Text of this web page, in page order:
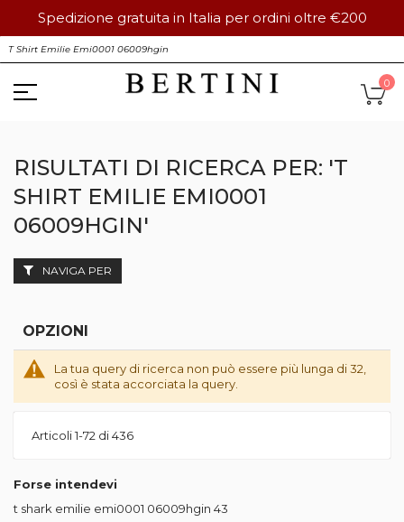
Spedizione gratuita in Italia per ordini oltre €200
al
contenuto
0
RISULTATI DI RICERCA PER: 'T
SHIRT EMILIE EMI0001
06009HGIN'
La tua query di ricerca non può essere più lunga di 32,
così è stata accorciata la query.
Articoli1-72 di436
Forse intendevi
t shark emilie emi0001 06009hgin 43
NAVIGA PER
OPZIONI